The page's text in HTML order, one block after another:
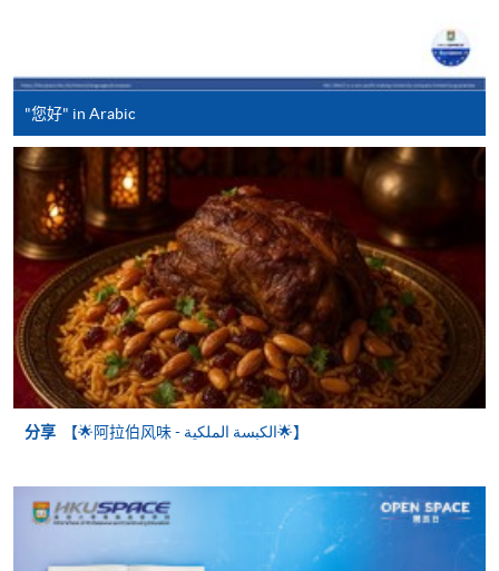
若学员有意申请付款证明书，请把填妥之申请表、贴
上足够邮资的回邮信封、连同划线支票交回本学院。
每张收据申请费用为港币30 元。支票抬头注明「香
"您好" in Arabic
分享 【🌟阿拉伯风味 - الكبسة الملكية‎🌟】